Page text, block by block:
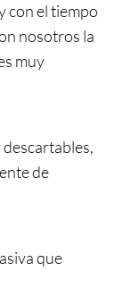
con el tiempo
nosotros la
muy
de
que